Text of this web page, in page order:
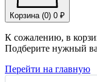
Корзина (0) 0 ₽
К сожалению, в
Подберите нужный
Перейти на главную